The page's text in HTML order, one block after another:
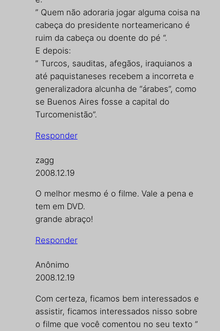
” Quem não adoraria jogar alguma coisa na
cabeça do presidente norteamericano é
ruim da cabeça ou doente do pé “.
E depois:
” Turcos, sauditas, afegãos, iraquianos a
até paquistaneses recebem a incorreta e
generalizadora alcunha de “árabes”, como
se Buenos Aires fosse a capital do
Turcomenistão”.
Responder
zagg
2008.12.19
O melhor mesmo é o filme. Vale a pena e
tem em DVD.
grande abraço!
Responder
Anônimo
2008.12.19
Com certeza, ficamos bem interessados e
assistir, ficamos interessados nisso sobre
o filme que você comentou no seu texto ”